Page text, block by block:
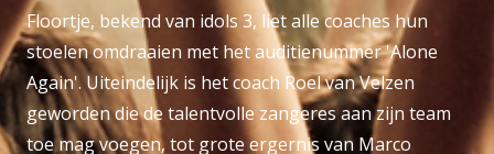
Floortje, bekend van idols 3, liet alle coaches hun
stoelen omdraaien met het auditienummer 'Alone
Again'. Uiteindelijk is het coach Roel van Velzen
geworden die de talentvolle zangeres aan zijn team
toe mag voegen, tot grote ergernis van Marco